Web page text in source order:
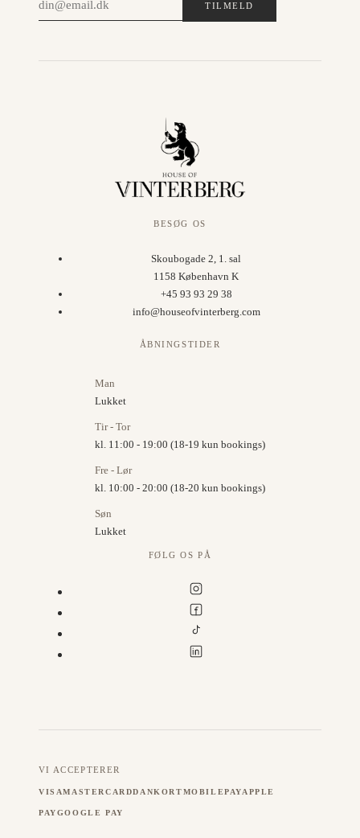
TILMELD
BESØG OS
Skoubogade 2, 1. sal
1158 København K
+45 93 93 29 38
info@houseofvinterberg.com
ÅBNINGSTIDER
Man
Lukket
Tir - Tor
kl. 11:00 - 19:00 (18-19 kun bookings)
Fre - Lør
kl. 10:00 - 20:00 (18-20 kun bookings)
Søn
Lukket
FØLG OS PÅ
VI ACCEPTERER
VISAMASTERCARDDANKORTMOBILEPAYAPPLE
PAYGOOGLE PAY